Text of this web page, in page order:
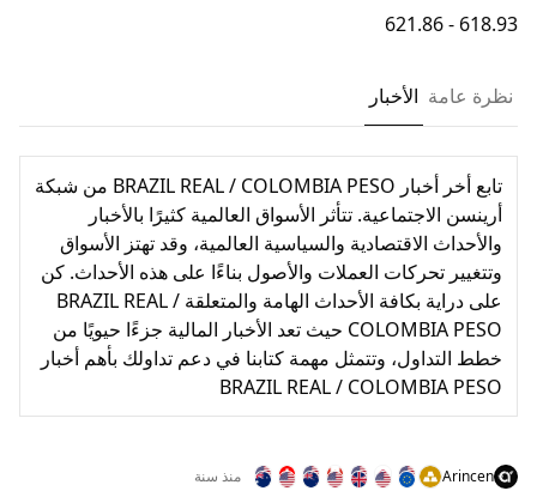
618.93 - 621.86
نظرة عامة الأخبار
تابع أخر أخبار BRAZIL REAL / COLOMBIA PESO من شبكة
أرينسن الاجتماعية. تتأثر الأسواق العالمية كثيرًا بالأخبار
والأحداث الاقتصادية والسياسية العالمية، وقد تهتز الأسواق
وتتغيير تحركات العملات والأصول بناءًا على هذه الأحداث. كن
على دراية بكافة الأحداث الهامة والمتعلقة BRAZIL REAL /
COLOMBIA PESO حيث تعد الأخبار المالية جزءًا حيويًا من
خطط التداول، وتتمثل مهمة كتابنا في دعم تداولك بأهم أخبار
BRAZIL REAL / COLOMBIA PESO
Arincen منذ سنة